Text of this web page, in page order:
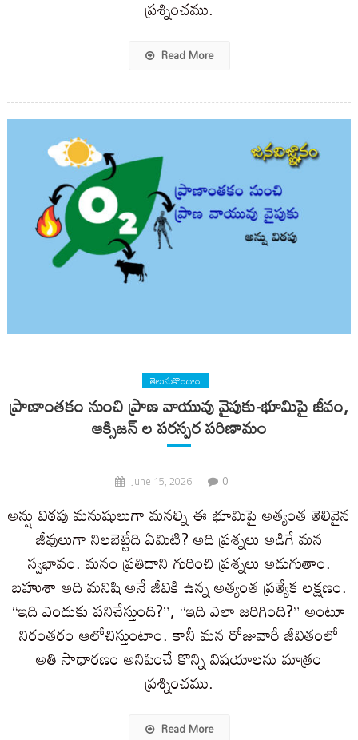
ప్రశ్నించము.
Read More
తెలుసుకొందాం
ప్రాణాంతకం నుంచి ప్రాణ వాయువు వైపుకు-భూమిపై జీవం,
ఆక్సిజన్ ల పరస్పర పరిణామం
June 15, 2026 0
అన్షు విఠపు మనుషులుగా మనల్ని ఈ భూమిపై అత్యంత తెలివైన
జీవులుగా నిలబెట్టేది ఏమిటి? అది ప్రశ్నలు అడిగే మన
స్వభావం. మనం ప్రతిదాని గురించి ప్రశ్నలు అడుగుతాం.
బహుశా అది మనిషి అనే జీవికి ఉన్న అత్యంత ప్రత్యేక లక్షణం.
“ఇది ఎందుకు పనిచేస్తుంది?”, “ఇది ఎలా జరిగింది?” అంటూ
నిరంతరం ఆలోచిస్తుంటాం. కానీ మన రోజువారీ జీవితంలో
అతి సాధారణం అనిపించే కొన్ని విషయాలను మాత్రం
ప్రశ్నించము.
Read More